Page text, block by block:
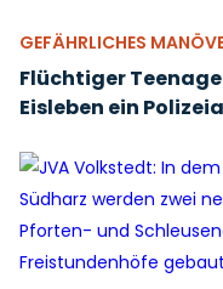
GEFÄHRLICHES
Flüchtiger
Eisleben ein